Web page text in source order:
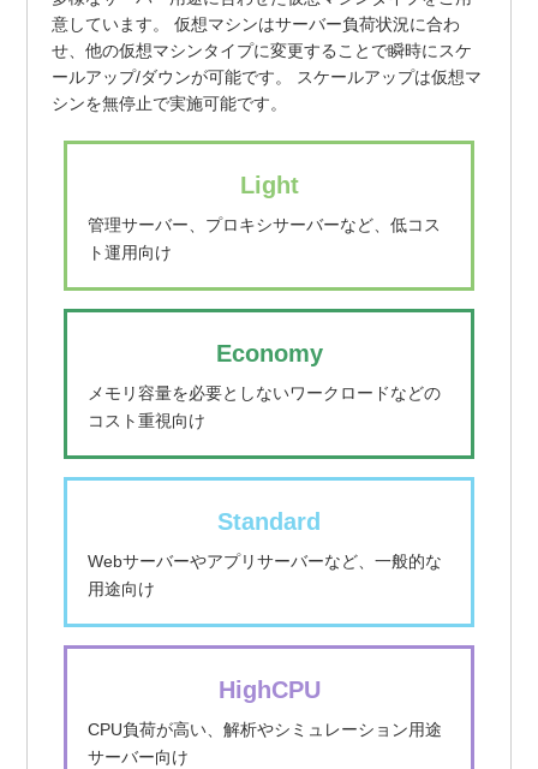
意しています。 仮想マシンはサーバー負荷状況に合わ
せ、他の仮想マシンタイプに変更することで瞬時にスケ
ールアップ/ダウンが可能です。 スケールアップは仮想マ
シンを無停止で実施可能です。
Light
管理サーバー、プロキシサーバーなど、低コス
ト運用向け
Economy
メモリ容量を必要としないワークロードなどの
コスト重視向け
Standard
Webサーバーやアプリサーバーなど、一般的な
用途向け
HighCPU
CPU負荷が高い、解析やシミュレーション用途
サーバー向け